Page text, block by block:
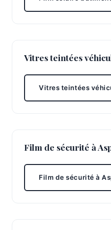
Vitres teintées
Vitres teintées
Film de sécurité à
Film de sécurité à